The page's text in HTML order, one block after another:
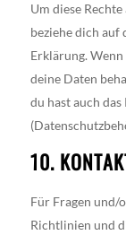
Um diese
beziehe dich auf
Erklärung.
deine Daten
du hast auch
10.
Für Fragen und/
Richtlinien und